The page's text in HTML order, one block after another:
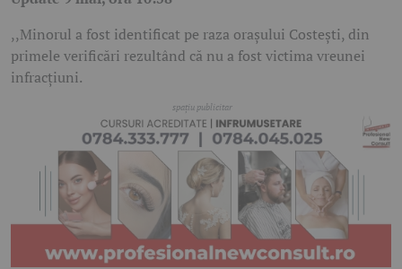
,,Minorul a fost identificat pe raza orașului Costești, din
primele verificări rezultând că nu a fost victima vreunei
infracțiuni.